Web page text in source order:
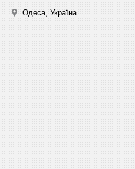
Одеса, Україна